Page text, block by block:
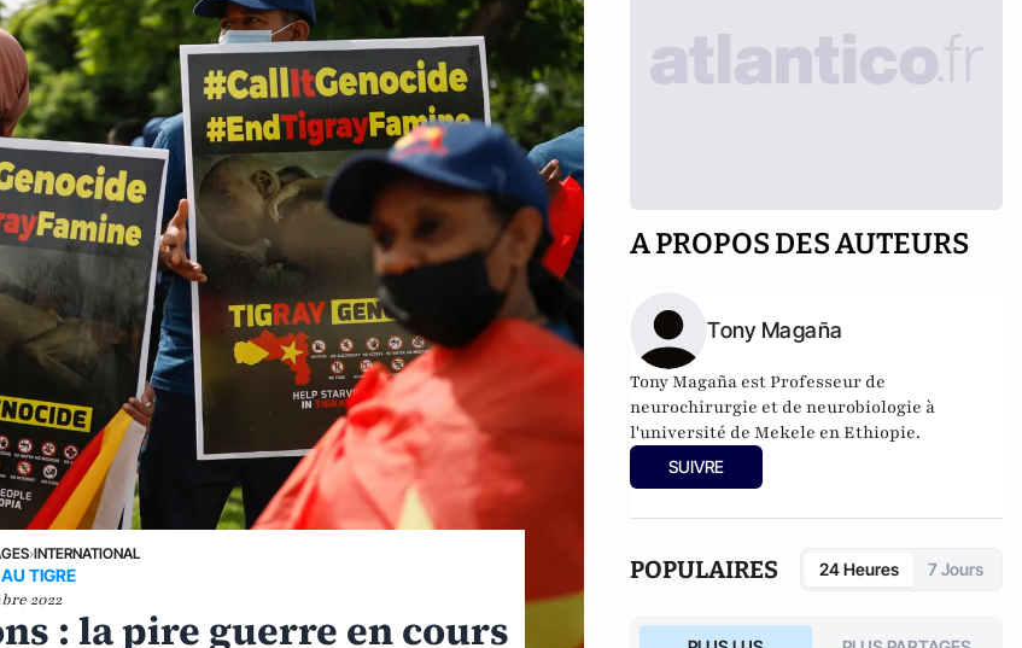
›INTERNATIONAL
TIGRE
2022
: la pire guerre en cours
A PROPOS DES AUTEURS
Tony Magaña
Tony Magaña est Professeur de
neurochirurgie et de neurobiologie à
l'université de Mekele en Ethiopie.
SUIVRE
POPULAIRES 24 Heures 7 Jours